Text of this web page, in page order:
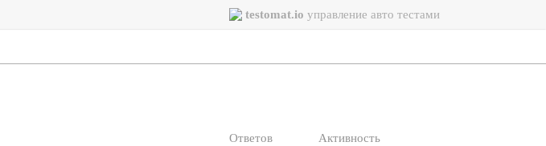
testomat.io управление авто тестами
Ответов Активность